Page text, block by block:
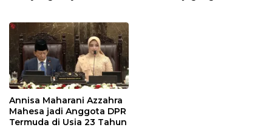
Annisa Maharani Azzahra
Mahesa jadi Anggota DPR
Termuda di Usia 23 Tahun